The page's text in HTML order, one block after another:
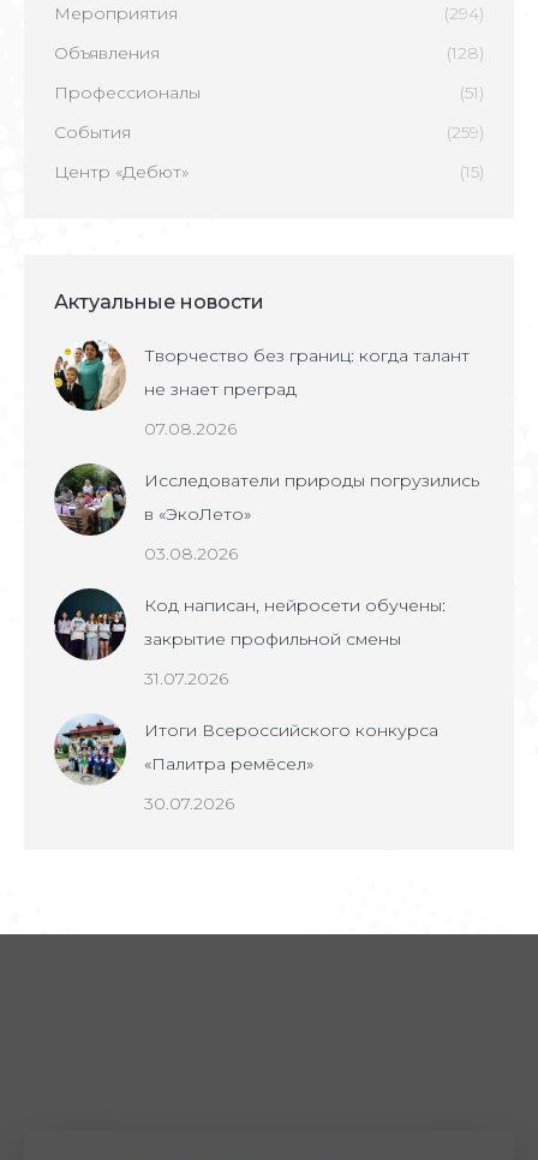
Мероприятия
(294)
Объявления
(128)
Профессионалы
(51)
События
(259)
Центр «Дебют»
(15)
Актуальные новости
Творчество без границ: когда талант
не знает преград
07.08.2026
Исследователи природы погрузились
в «ЭкоЛето»
03.08.2026
Код написан, нейросети обучены:
закрытие профильной смены
31.07.2026
Итоги Всероссийского конкурса
«Палитра ремёсел»
30.07.2026